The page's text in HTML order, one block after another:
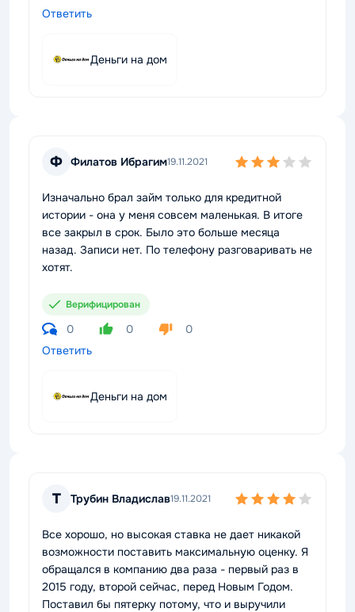
Ответить
Деньги на дом
Ф Филатов Ибрагим19.11.2021
Изначально брал займ только для кредитной
истории - она у меня совсем маленькая. В итоге
все закрыл в срок. Было это больше месяца
назад. Записи нет. По телефону разговаривать не
хотят.
Верифицирован
0 0
0
Ответить
Деньги на дом
Т Трубин Владислав19.11.2021
Все хорошо, но высокая ставка не дает никакой
возможности поставить максимальную оценку. Я
обращался в компанию два раза - первый раз в
2015 году, второй сейчас, перед Новым Годом.
Поставил бы пятерку потому, что и выручили